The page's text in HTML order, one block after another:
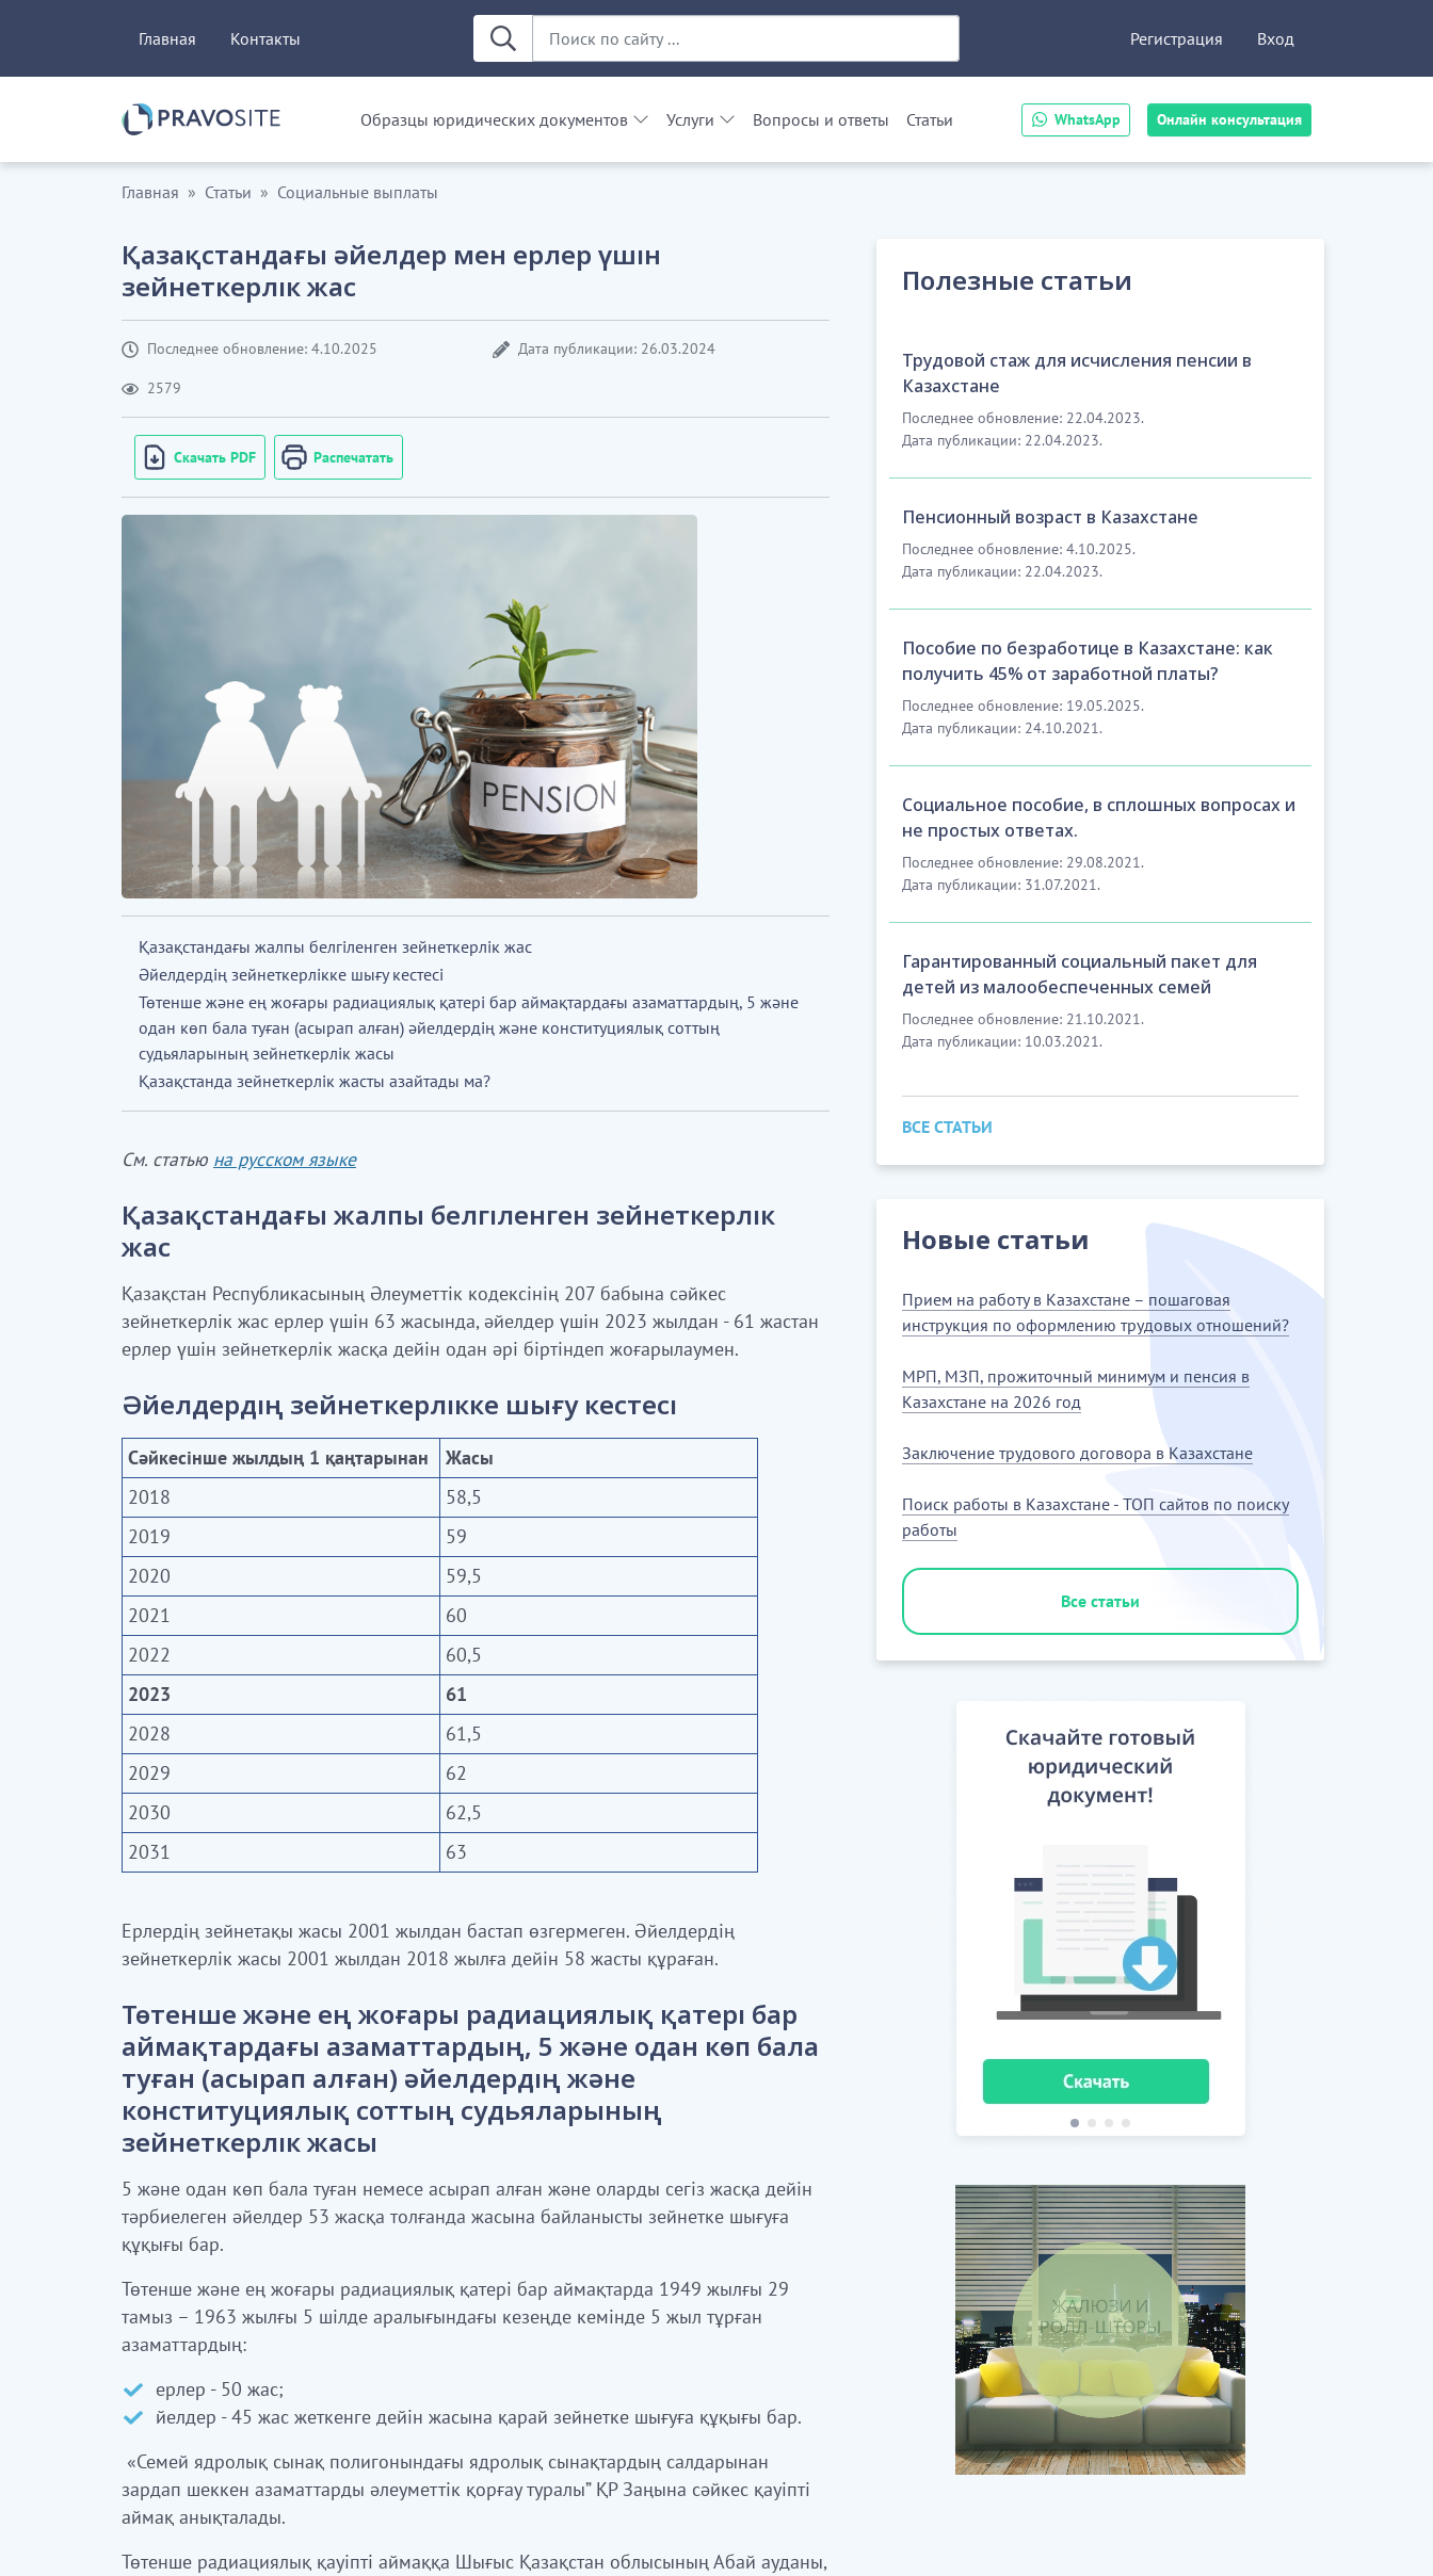
WhatsApp Онлайн консультация
Главная Контакты Регистрация Вход
Образцы юридических документов Услуги Вопросы и ответы Статьи
Главная Статьи Социальные выплаты
Қазақстандағы әйелдер мен ерлер үшін
зейнеткерлік жас
Последнее обновление: 4.10.2025 Дата публикации: 26.03.2024
2579
Скачать PDF Распечатать
Қазақстандағы жалпы белгіленген зейнеткерлік жас
Әйелдердің зейнеткерлікке шығу кестесі
Төтенше және ең жоғары радиациялық қатері бар аймақтардағы азаматтардың, 5 және
одан көп бала туған (асырап алған) әйелдердің және конституциялық соттың
судьяларының зейнеткерлік жасы
Қазақстанда зейнеткерлік жасты азайтады ма?
См. статью на русском языке
Қазақстандағы жалпы белгіленген зейнеткерлік
жас
Қазақстан Республикасының Әлеуметтік кодексінің 207 бабына сәйкес
зейнеткерлік жас ерлер үшін 63 жасында, әйелдер үшін 2023 жылдан - 61 жастан
ерлер үшін зейнеткерлік жасқа дейін одан әрі біртіндеп жоғарылаумен.
Әйелдердің зейнеткерлікке шығу кестесі
Сәйкесінше жылдың 1 қаңтарынан
Жасы
2018
58,5
2019
59
2020
59,5
2021
60
2022
60,5
2023
61
2028
61,5
2029
62
2030
62,5
2031
63
Ерлердің зейнетақы жасы 2001 жылдан бастап өзгермеген. Әйелдердің
зейнеткерлік жасы 2001 жылдан 2018 жылға дейін 58 жасты құраған.
Төтенше және ең жоғары радиациялық қатері бар
аймақтардағы азаматтардың, 5 және одан көп бала
туған (асырап алған) әйелдердің және
конституциялық соттың судьяларының
зейнеткерлік жасы
5 және одан көп бала туған немесе асырап алған және оларды сегіз жасқа дейін
тәрбиелеген әйелдер 53 жасқа толғанда жасына байланысты зейнетке шығуға
құқығы бар.
Төтенше және ең жоғары радиациялық қатері бар аймақтарда 1949 жылғы 29
тамыз – 1963 жылғы 5 шілде аралығындағы кезеңде кемінде 5 жыл тұрған
азаматтардың:
ерлер - 50 жас;
йелдер - 45 жас жеткенге дейін жасына қарай зейнетке шығуға құқығы бар.
«Семей ядролық сынақ полигонындағы ядролық сынақтардың салдарынан
зардап шеккен азаматтарды әлеуметтік қорғау туралы” ҚР Заңына сәйкес қауіпті
аймақ анықталады.
Төтенше радиациялық қауіпті аймаққа Шығыс Қазақстан облысының Абай ауданы,
Полезные статьи
Трудовой стаж для исчисления пенсии в
Казахстане
Последнее обновление: 22.04.2023.
Дата публикации: 22.04.2023.
Пенсионный возраст в Казахстане
Последнее обновление: 4.10.2025.
Дата публикации: 22.04.2023.
Пособие по безработице в Казахстане: как
получить 45% от заработной платы?
Последнее обновление: 19.05.2025.
Дата публикации: 24.10.2021.
Социальное пособие, в сплошных вопросах и
не простых ответах.
Последнее обновление: 29.08.2021.
Дата публикации: 31.07.2021.
Гарантированный социальный пакет для
детей из малообеспеченных семей
Последнее обновление: 21.10.2021.
Дата публикации: 10.03.2021.
ВСЕ СТАТЬИ
Новые статьи
Прием на работу в Казахстане – пошаговая
инструкция по оформлению трудовых отношений?
МРП, МЗП, прожиточный минимум и пенсия в
Казахстане на 2026 год
Заключение трудового договора в Казахстане
Поиск работы в Казахстане - ТОП сайтов по поиску
работы
Все статьи